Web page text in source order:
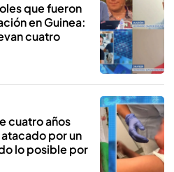
que fueron
en Guinea:
cuatro
cuatro años
por un
lo posible por